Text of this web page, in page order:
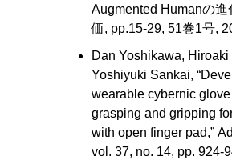
Augmented Humanの
価, pp.15-29, 51巻1号,
Dan Yoshikawa, Hiroaki
Yoshiyuki Sankai,
wearable cybernic
grasping and gripping
with open finger pad,”
vol. 37, no. 14, pp. 924-